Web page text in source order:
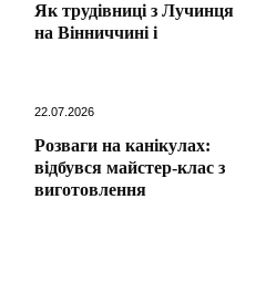
Як трудівниці з Лучинця
на Вінниччині і
22.07.2026
Розваги на канікулах:
відбувся майстер-клас з
виготовлення